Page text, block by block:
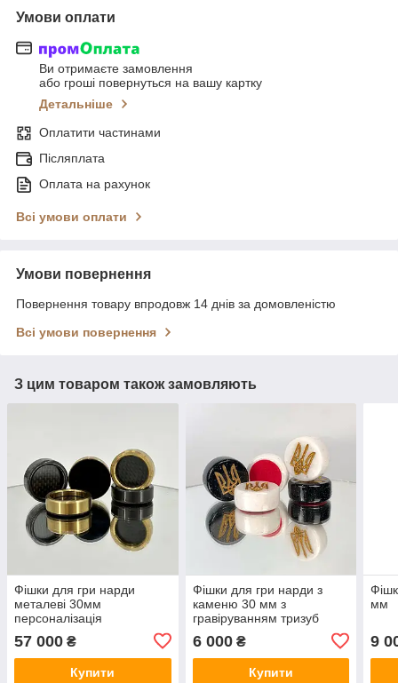
Умови оплати
Ви отримаєте замовлення
або гроші повернуться на вашу картку
Детальніше
Оплатити частинами
Післяплата
Оплата на рахунок
Всі умови оплати
Умови повернення
Повернення товару впродовж 14 днів за домовленістю
Всі умови повернення
З цим товаром також замовляють
Фішки для гри нарди
металеві 30мм
персоналізація
57 000 ₴
Купити
Фішки для гри нарди з
каменю 30 мм з
гравіруванням тризуб
6 000₴
Купити
мм
9